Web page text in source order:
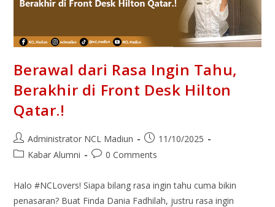
Berawal dari Rasa Ingin Tahu,
Berakhir di Front Desk Hilton
Qatar.!
Administrator NCL Madiun
11/10/2025
Kabar Alumni
0 Comments
Halo #NCLovers! Siapa bilang rasa ingin tahu cuma bikin
penasaran? Buat Finda Dania Fadhilah, justru rasa ingin